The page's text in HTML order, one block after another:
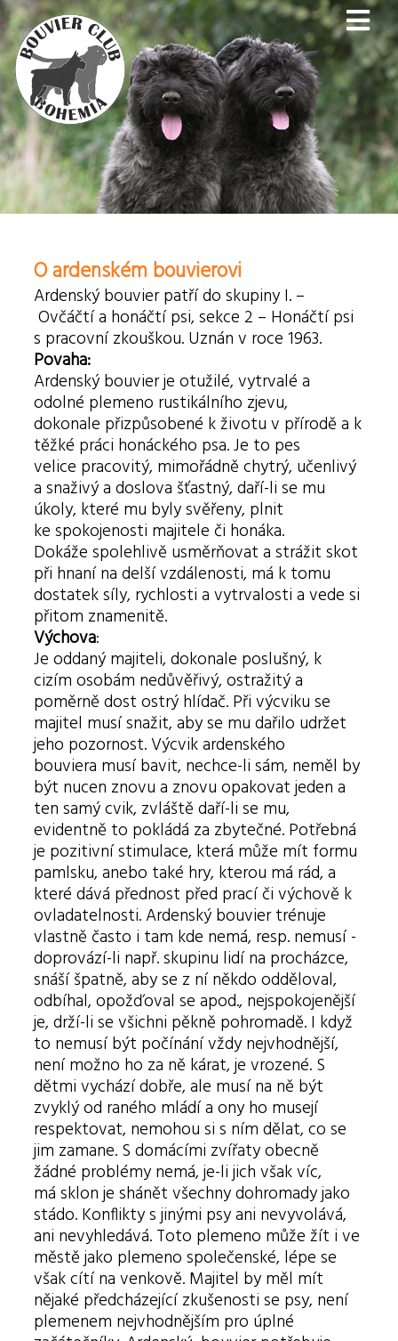
O ardenském bouvierovi
Ardenský bouvier patří do skupiny I. –
Ovčáčtí a honáčtí psi, sekce 2 – Honáčtí psi
s pracovní zkouškou. Uznán v roce 1963.
Povaha:
Ardenský bouvier je otužilé, vytrvalé a
odolné plemeno rustikálního zjevu,
dokonale přizpůsobené k životu v přírodě a k
těžké práci honáckého psa. Je to pes
velice pracovitý, mimořádně chytrý, učenlivý
a snaživý a doslova šťastný, daří-li se mu
úkoly, které mu byly svěřeny, plnit
ke spokojenosti majitele či honáka.
Dokáže spolehlivě usměrňovat a strážit skot
při hnaní na delší vzdálenosti, má k tomu
dostatek síly, rychlosti a vytrvalosti a vede si
přitom znamenitě.
Výchova:
Je oddaný majiteli, dokonale poslušný, k
cizím osobám nedůvěřivý, ostražitý a
poměrně dost ostrý hlídač. Při výcviku se
majitel musí snažit, aby se mu dařilo udržet
jeho pozornost. Výcvik ardenského
bouviera musí bavit, nechce-li sám, neměl by
být nucen znovu a znovu opakovat jeden a
ten samý cvik, zvláště daří-li se mu,
evidentně to pokládá za zbytečné. Potřebná
je pozitivní stimulace, která může mít formu
pamlsku, anebo také hry, kterou má rád, a
které dává přednost před prací či výchově k
ovladatelnosti. Ardenský bouvier trénuje
vlastně často i tam kde nemá, resp. nemusí -
doprovází-li např. skupinu lidí na procházce,
snáší špatně, aby se z ní někdo odděloval,
odbíhal, opožďoval se apod., nejspokojenější
je, drží-li se všichni pěkně pohromadě. I když
to nemusí být počínání vždy nejvhodnější,
není možno ho za ně kárat, je vrozené. S
dětmi vychází dobře, ale musí na ně být
zvyklý od raného mládí a ony ho musejí
respektovat, nemohou si s ním dělat, co se
jim zamane. S domácími zvířaty obecně
žádné problémy nemá, je-li jich však víc,
má sklon je shánět všechny dohromady jako
stádo. Konflikty s jinými psy ani nevyvolává,
ani nevyhledává. Toto plemeno může žít i ve
městě jako plemeno společenské, lépe se
však cítí na venkově. Majitel by měl mít
nějaké předcházející zkušenosti se psy, není
plemenem nejvhodnějším pro úplné